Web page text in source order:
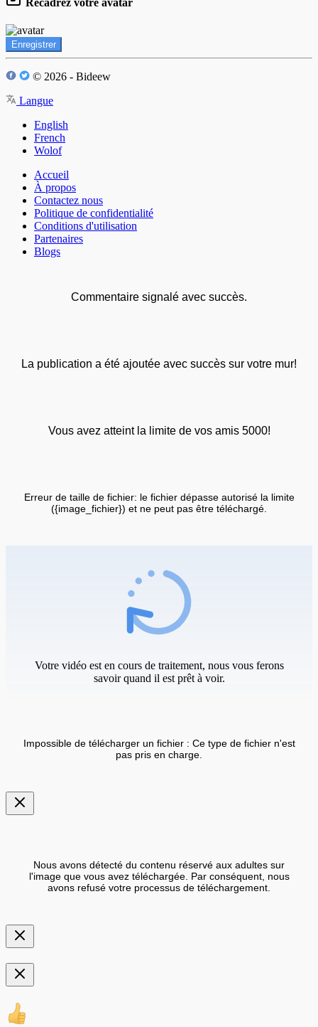
Enregistrer
© 2026 - Bideew
Langue
English
French
Wolof
Accueil
À propos
Contactez nous
Politique de confidentialité
Conditions d'utilisation
Partenaires
Blogs
Commentaire signalé avec succès.
La publication a été ajoutée avec succès sur votre mur!
Vous avez atteint la limite de vos amis 5000!
Erreur de taille de fichier: le fichier dépasse autorisé la limite
({image_fichier}) et ne peut pas être téléchargé.
Votre vidéo est en cours de traitement, nous vous ferons
savoir quand il est prêt à voir.
Impossible de télécharger un fichier : Ce type de fichier n'est
pas pris en charge.
Nous avons détecté du contenu réservé aux adultes sur
l'image que vous avez téléchargée. Par conséquent, nous
avons refusé votre processus de téléchargement.